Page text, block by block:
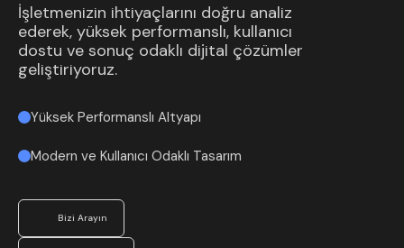
İşletmenizin ihtiyaçlarını doğru analiz
ederek, yüksek performanslı, kullanıcı
dostu ve sonuç odaklı dijital çözümler
geliştiriyoruz.
Yüksek Performanslı Altyapı
Modern ve Kullanıcı Odaklı Tasarım
Bizi Arayın